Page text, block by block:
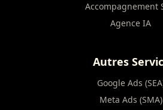
Accompagnement
Agence IA
Autres
Google Ads
Meta Ads (SMA)